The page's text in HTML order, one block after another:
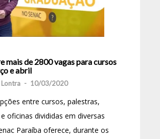
mais de 2800 vagas para cursos
e abril
- 10/03/2020
entre cursos, palestras,
oficinas divididas em diversas
Paraíba oferece, durante os